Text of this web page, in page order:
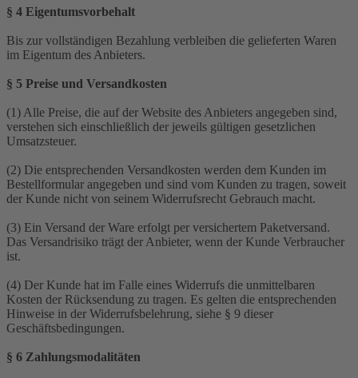
§ 4 Eigentumsvorbehalt
Bis zur vollständigen Bezahlung verbleiben die gelieferten Waren
im Eigentum des Anbieters.
§ 5 Preise und Versandkosten
(1) Alle Preise, die auf der Website des Anbieters angegeben sind,
verstehen sich einschließlich der jeweils gültigen gesetzlichen
Umsatzsteuer.
(2) Die entsprechenden Versandkosten werden dem Kunden im
Bestellformular angegeben und sind vom Kunden zu tragen, soweit
der Kunde nicht von seinem Widerrufsrecht Gebrauch macht.
(3) Ein Versand der Ware erfolgt per versichertem Paketversand.
Das Versandrisiko trägt der Anbieter, wenn der Kunde Verbraucher
ist.
(4) Der Kunde hat im Falle eines Widerrufs die unmittelbaren
Kosten der Rücksendung zu tragen. Es gelten die entsprechenden
Hinweise in der Widerrufsbelehrung, siehe § 9 dieser
Geschäftsbedingungen.
§ 6 Zahlungsmodalitäten